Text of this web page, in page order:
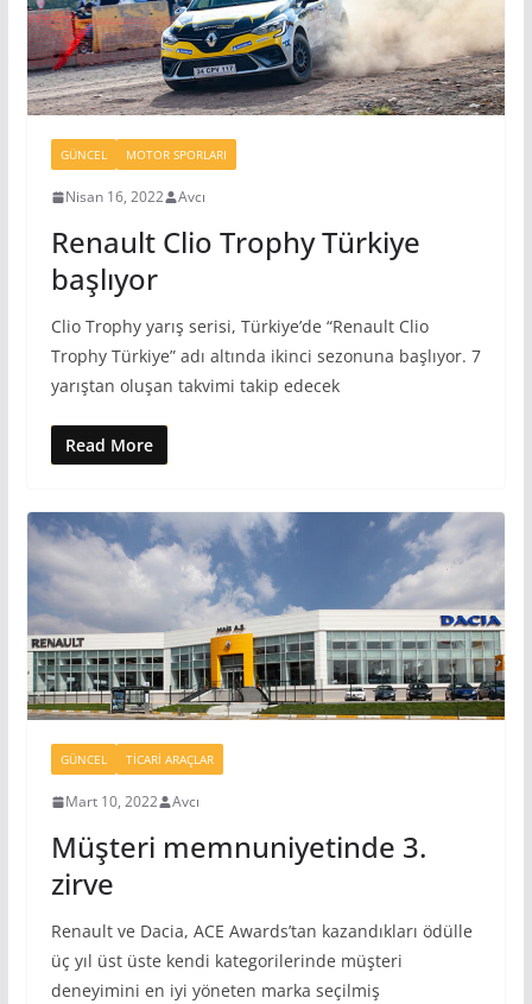
GÜNCEL MOTOR SPORLARI
Nisan 16, 2022 Avcı
Renault Clio Trophy Türkiye
başlıyor
Clio Trophy yarış serisi, Türkiye’de “Renault Clio
Trophy Türkiye” adı altında ikinci sezonuna başlıyor. 7
yarıştan oluşan takvimi takip edecek
Read More
GÜNCEL TICARI ARAÇLAR
Mart 10, 2022 Avcı
Müşteri memnuniyetinde 3.
zirve
Renault ve Dacia, ACE Awards’tan kazandıkları ödülle
üç yıl üst üste kendi kategorilerinde müşteri
deneyimini en iyi yöneten marka seçilmiş